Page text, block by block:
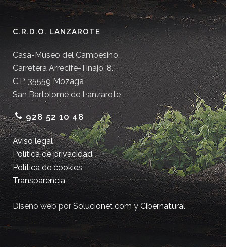
C.R.D.O. LANZAROTE
Casa-Museo del Campesino.
Carretera Arrecife-Tinajo, 8.
C.P. 35559 Mozaga
San Bartolomé de Lanzarote
928 52 10 48
Aviso legal
Política de privacidad
Política de cookies
Transparencia
Diseño web porSolucionet.comyCibernatural